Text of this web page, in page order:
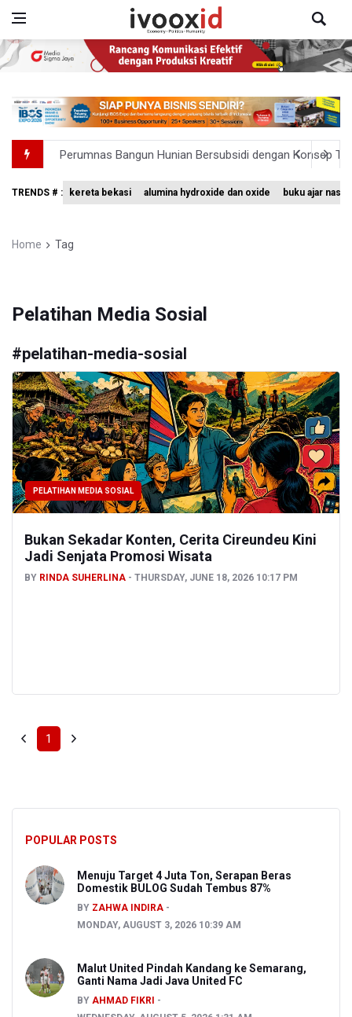
Perumnas Bangun Hunian Bersubsidi dengan Konsep
Bank Indonesia Sebut Cadangan Devisa Akhir Juli
Terkait Temuan 995 Pucuk Senjata, Yayasan Sekolah:
TRENDS # : kereta bekasi alumina hydroxide dan oxide buku ajar
Home Tag
Pelatihan Media Sosial
#pelatihan-media-sosial
PELATIHAN MEDIA SOSIAL
Bukan Sekadar Konten, Cerita Cireundeu Kini
Jadi Senjata Promosi Wisata
BY RINDA SUHERLINA THURSDAY, JUNE 18, 2026 10:17 PM
1
POPULAR POSTS
Menuju Target 4 Juta Ton, Serapan Beras
Domestik BULOG Sudah Tembus 87%
BY ZAHWA INDIRA
MONDAY, AUGUST 3, 2026 10:39 AM
Malut United Pindah Kandang ke Semarang,
Ganti Nama Jadi Java United FC
BY AHMAD FIKRI